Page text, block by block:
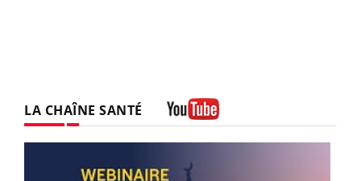
LA CHAÎNE SANTÉ